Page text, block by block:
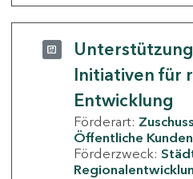
Initiativen für
Entwicklung
Förderart: Zuschuss
Öffentliche Kunden
Förderzweck: